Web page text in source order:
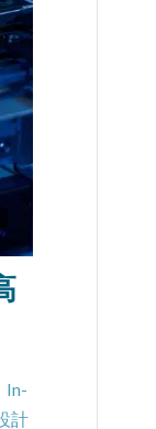
In-
計